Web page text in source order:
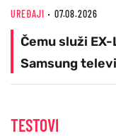
UREĐAJI 07.08.2026
Čemu služi
Samsung
TESTOVI